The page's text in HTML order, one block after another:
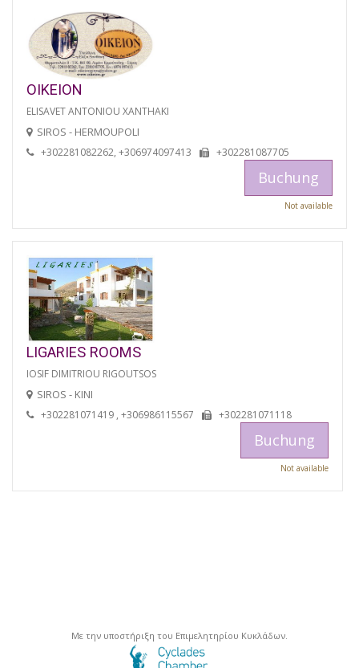
OIKEION
ELISAVET ANTONIOU XANTHAKI
SIROS - HERMOUPOLI
+302281082262, +306974097413 +302281087705
Buchung
Not available
LIGARIES ROOMS
IOSIF DIMITRIOU RIGOUTSOS
SIROS - KINI
+302281071419 , +306986115567 +302281071118
Buchung
Not available
Με την υποστήριξη του Επιμελητηρίου Κυκλάδων.